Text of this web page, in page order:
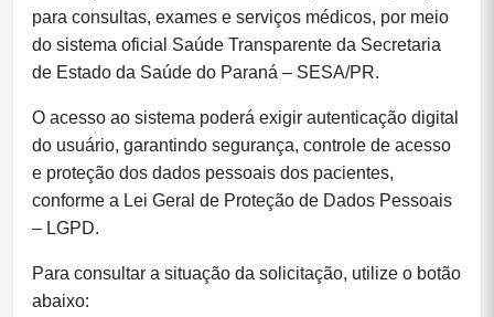
para consultas, exames e serviços médicos, por meio
do sistema oficial Saúde Transparente da Secretaria
de Estado da Saúde do Paraná – SESA/PR.
O acesso ao sistema poderá exigir autenticação digital
do usuário, garantindo segurança, controle de acesso
e proteção dos dados pessoais dos pacientes,
conforme a Lei Geral de Proteção de Dados Pessoais
– LGPD.
Para consultar a situação da solicitação, utilize o botão
abaixo: